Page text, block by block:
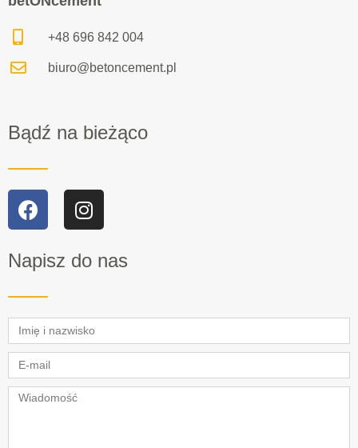
+48 696 842 004
biuro@betoncement.pl
Bądź na bieżąco
Napisz do nas